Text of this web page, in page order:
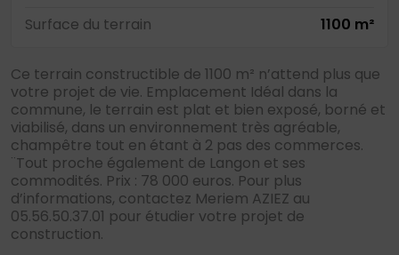
Surface du terrain
1100 m²
Ce terrain constructible de 1100 m² n’attend plus que
votre projet de vie. Emplacement Idéal dans la
commune, le terrain est plat et bien exposé, borné et
viabilisé, dans un environnement très agréable,
champêtre tout en étant à 2 pas des commerces.
¨Tout proche également de Langon et ses
commodités. Prix : 78 000 euros. Pour plus
d’informations, contactez Meriem AZIEZ au
05.56.50.37.01 pour étudier votre projet de
construction.